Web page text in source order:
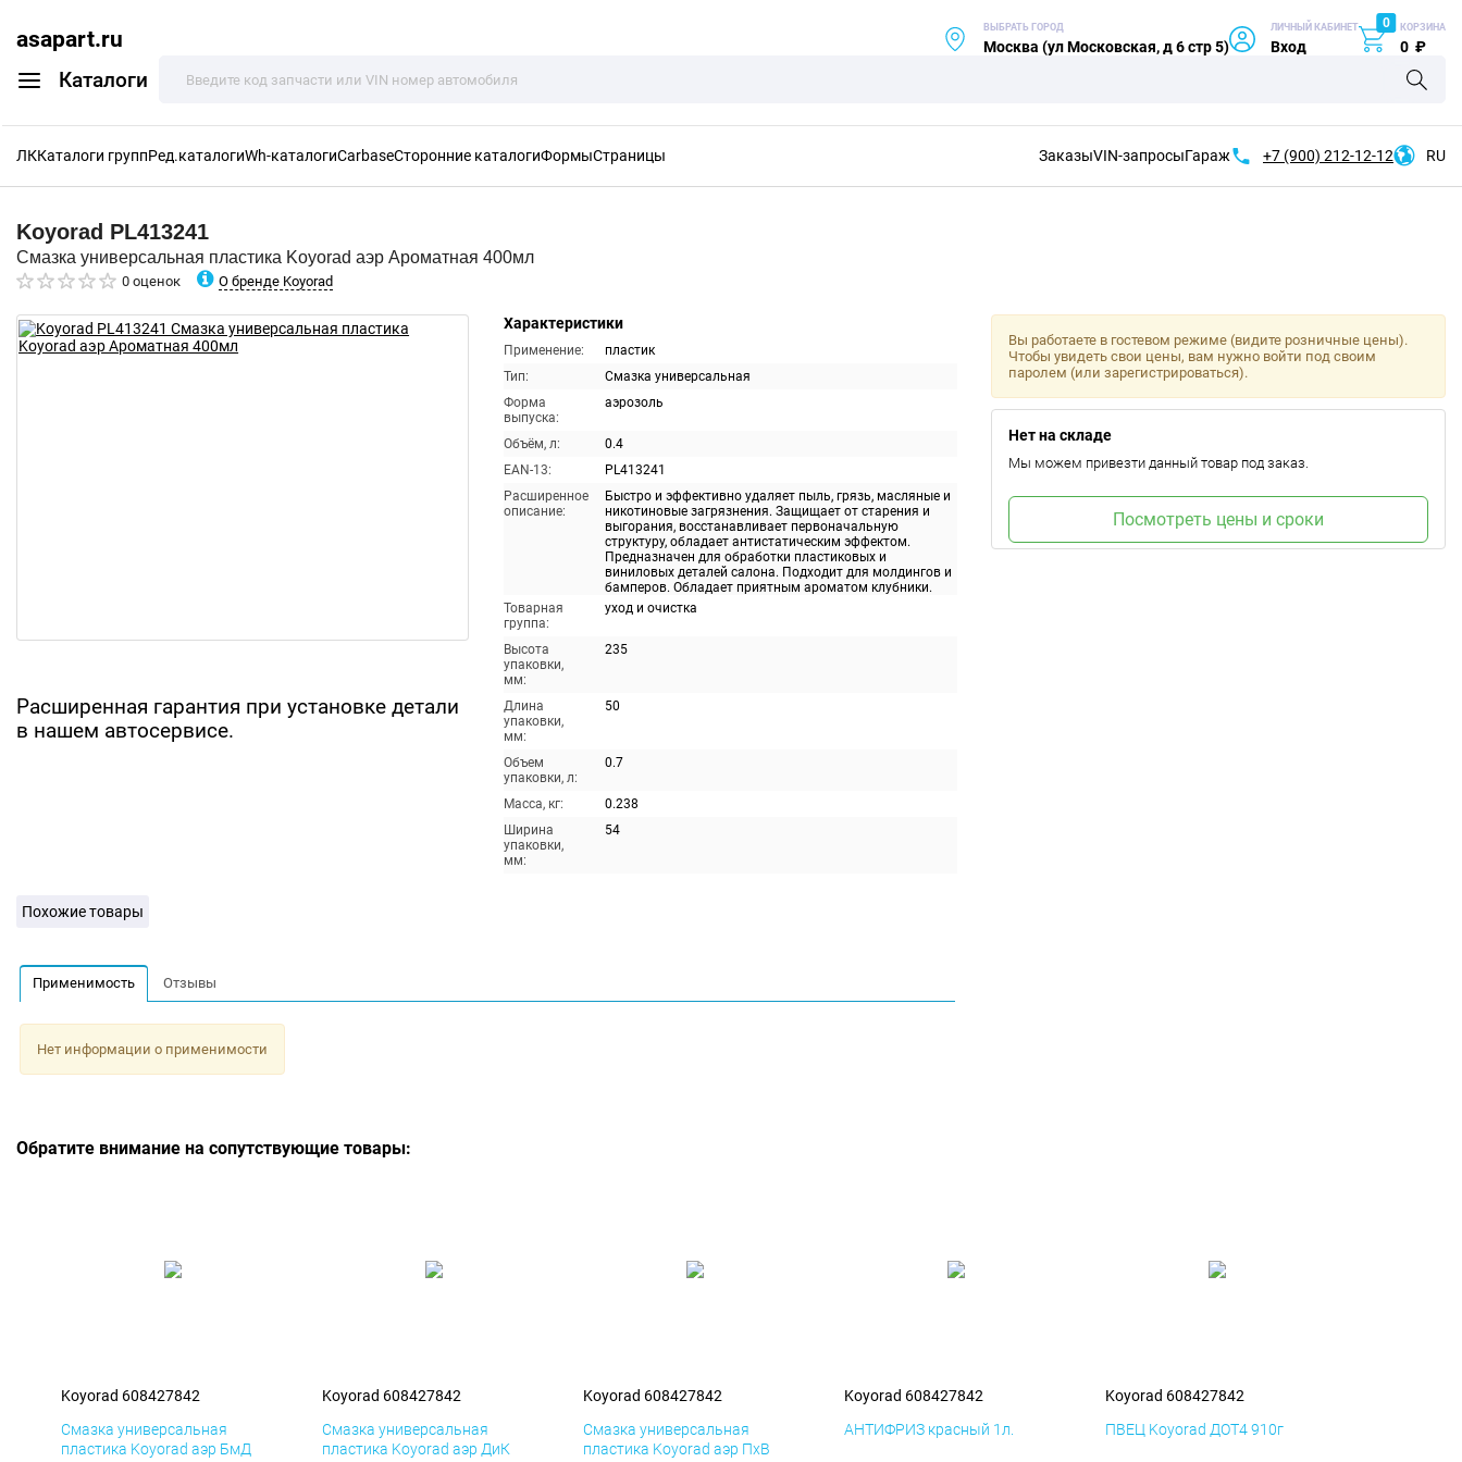
asapart.ru
Каталоги
ВЫБРАТЬ ГОРОД
Москва (ул Московская, д 6 стр 5)
ЛИЧНЫЙ КАБИНЕТ
Вход
0 КОРЗИНА
0 ₽
ЛККаталоги группРед.каталогиWh-каталогиCarbaseСторонние каталогиФормыСтраницы ЗаказыVIN-запросыГараж +7 (900) 212-12-12 RU
Koyorad PL413241
Смазка универсальная пластика Koyorad аэр Ароматная 400мл
0 оценок О бренде Koyorad
Расширенная гарантия при установке детали
в нашем автосервисе.
Характеристики
Применение:
пластик
Тип:
Смазка универсальная
Форма
выпуска:
аэрозоль
Объём, л:
0.4
EAN-13:
PL413241
Расширенное
описание:
Быстро и эффективно удаляет пыль, грязь, масляные и
никотиновые загрязнения. Защищает от старения и
выгорания, восстанавливает первоначальную
структуру, обладает антистатическим эффектом.
Предназначен для обработки пластиковых и
виниловых деталей салона. Подходит для молдингов и
бамперов. Обладает приятным ароматом клубники.
Товарная
группа:
уход и очистка
Высота
упаковки,
мм:
235
Длина
упаковки,
мм:
50
Объем
упаковки, л:
0.7
Масса, кг:
0.238
Ширина
упаковки,
мм:
54
Вы работаете в гостевом режиме (видите розничные цены).
Чтобы увидеть свои цены, вам нужно войти под своим
паролем (или зарегистрироваться).
Нет на складе
Мы можем привезти данный товар под заказ.
Посмотреть цены и сроки
Похожие товары
Применимость Отзывы
Нет информации о применимости
Обратите внимание на сопутствующие товары:
Koyorad 608427842
Смазка универсальная
пластика Koyorad аэр БмД
Koyorad 608427842
Смазка универсальная
пластика Koyorad аэр ДиК
Koyorad 608427842
Смазка универсальная
пластика Koyorad аэр ПхВ
Koyorad 608427842
АНТИФРИЗ красный 1л.
Koyorad 608427842
ПВЕЦ Koyorad ДОТ4 910г